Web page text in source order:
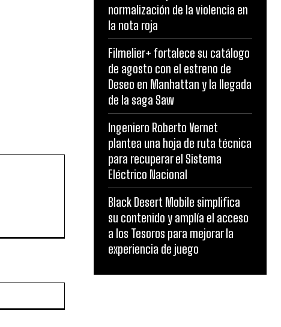
normalización de la violencia en
la nota roja
Filmelier+ fortalece su catálogo
de agosto con el estreno de
Deseo en Manhattan y la llegada
de la saga Saw
Ingeniero Roberto Vernet
plantea una hoja de ruta técnica
para recuperar el Sistema
Eléctrico Nacional
Black Desert Mobile simplifica
su contenido y amplía el acceso
a los Tesoros para mejorar la
experiencia de juego